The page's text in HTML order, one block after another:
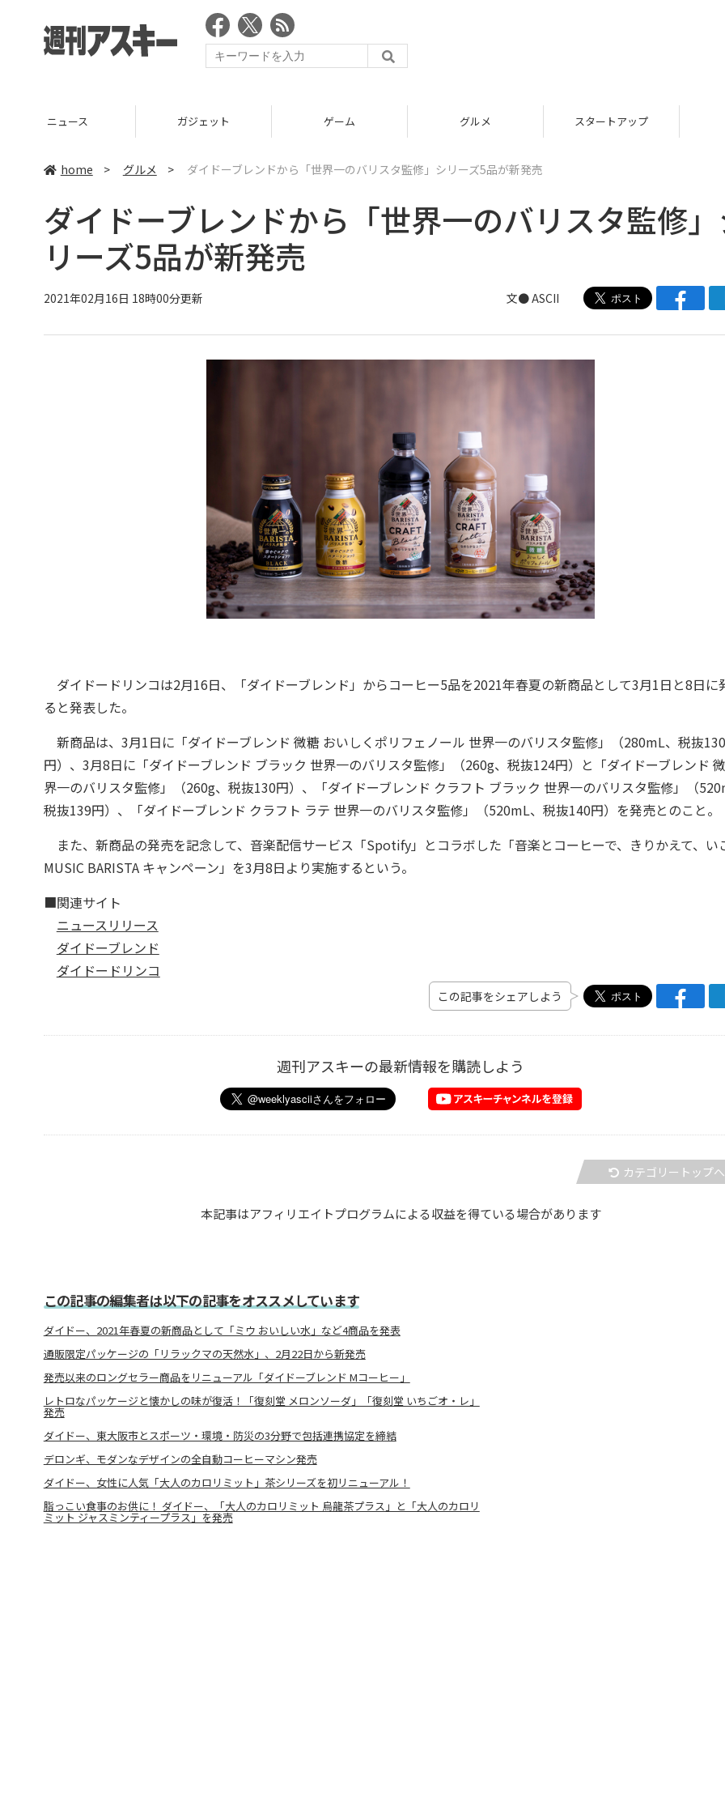
ニュース ガジェット ゲーム グルメ スタートアップ
home > グルメ > ダイドーブレンドから「世界一のバリスタ監修」シリーズ5品が新発売
ダイドーブレンドから「世界一のバリスタ監修
リーズ5品が新発売
2021年02月16日 18時00分更新 文● ASCII
ダイドードリンコは2月16日、「ダイドーブレンド」からコーヒー5品を2021年春夏の新商品として3月1日と8日に
ると発表した。
新商品は、3月1日に「ダイドーブレンド 微糖 おいしくポリフェノール 世界一のバリスタ監修」（280mL、税抜130
円）、3月8日に「ダイドーブレンド ブラック 世界一のバリスタ監修」（260g、税抜124円）と「ダイドーブレンド
界一のバリスタ監修」（260g、税抜130円）、「ダイドーブレンド クラフト ブラック 世界一のバリスタ監修」（
税抜139円）、「ダイドーブレンド クラフト ラテ 世界一のバリスタ監修」（520mL、税抜140円）を発売とのこと。
また、新商品の発売を記念して、音楽配信サービス「Spotify」とコラボした「音楽とコーヒーで、きりかえて、い
MUSIC BARISTA キャンペーン」を3月8日より実施するという。
■関連サイト
ニュースリリース
ダイドーブレンド
ダイドードリンコ
この記事をシェアしよう
週刊アスキーの最新情報を購読しよう
カテゴリートップへ
本記事はアフィリエイトプログラムによる収益を得ている場合があります
この記事の編集者は以下の記事をオススメしています
ダイドー、2021年春夏の新商品として「ミウ おいしい水」など4商品を発表
通販限定パッケージの「リラックマの天然水」、2月22日から新発売
発売以来のロングセラー商品をリニューアル「ダイドーブレンド Mコーヒー」
レトロなパッケージと懐かしの味が復活！「復刻堂 メロンソーダ」「復刻堂 いちごオ・レ」
発売
ダイドー、東大阪市とスポーツ・環境・防災の3分野で包括連携協定を締結
デロンギ、モダンなデザインの全自動コーヒーマシン発売
ダイドー、女性に人気「大人のカロリミット」茶シリーズを初リニューアル！
脂っこい食事のお供に！ ダイドー、「大人のカロリミット 烏龍茶プラス」と「大人のカロリ
ミット ジャスミンティープラス」を発売